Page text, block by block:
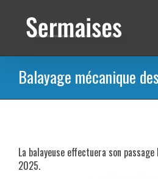
contenu
Balayage mécanique
La balayeuse effectuera son
2025.